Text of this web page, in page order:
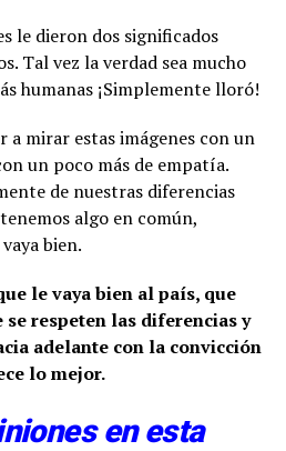
le dieron dos significados
Tal vez la verdad sea mucho
humanas ¡Simplemente lloró!
a mirar estas imágenes con un
un poco más de empatía.
de nuestras diferencias
algo en común,
bien.
le vaya bien al país, que
respeten las diferencias y
adelante con la convicción
lo mejor.
en esta